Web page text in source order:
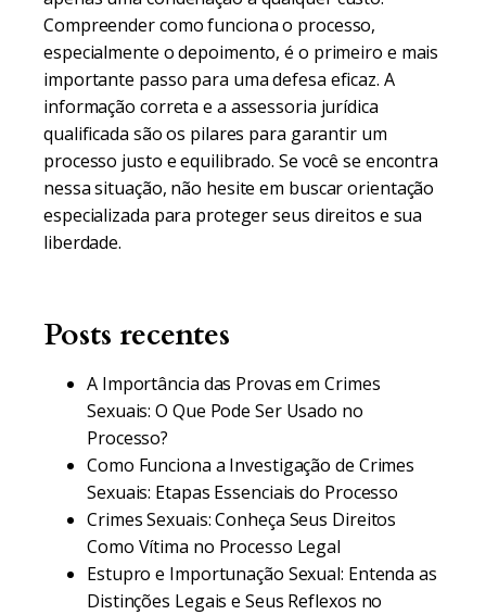
Compreender como funciona o processo,
especialmente o depoimento, é o primeiro e mais
importante passo para uma defesa eficaz. A
informação correta e a assessoria jurídica
qualificada são os pilares para garantir um
processo justo e equilibrado. Se você se encontra
nessa situação, não hesite em buscar orientação
especializada para proteger seus direitos e sua
liberdade.
Posts recentes
A Importância das Provas em Crimes
Sexuais: O Que Pode Ser Usado no
Processo?
Como Funciona a Investigação de Crimes
Sexuais: Etapas Essenciais do Processo
Crimes Sexuais: Conheça Seus Direitos
Como Vítima no Processo Legal
Estupro e Importunação Sexual: Entenda as
Distinções Legais e Seus Reflexos no